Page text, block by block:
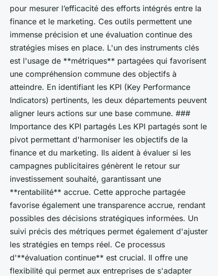
pour mesurer l’efficacité des efforts intégrés entre la
finance et le marketing. Ces outils permettent une
immense précision et une évaluation continue des
stratégies mises en place. L'un des instruments clés
est l'usage de **métriques** partagées qui favorisent
une compréhension commune des objectifs à
atteindre. En identifiant les KPI (Key Performance
Indicators) pertinents, les deux départements peuvent
aligner leurs actions sur une base commune. ###
Importance des KPI partagés Les KPI partagés sont le
pivot permettant d'harmoniser les objectifs de la
finance et du marketing. Ils aident à évaluer si les
campagnes publicitaires génèrent le retour sur
investissement souhaité, garantissant une
**rentabilité** accrue. Cette approche partagée
favorise également une transparence accrue, rendant
possibles des décisions stratégiques informées. Un
suivi précis des métriques permet également d'ajuster
les stratégies en temps réel. Ce processus
d'**évaluation continue** est crucial. Il offre une
flexibilité qui permet aux entreprises de s'adapter